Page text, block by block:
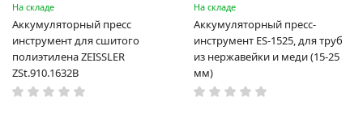
На складе
Аккумуляторный пресс
инструмент для сшитого
полиэтилена ZEISSLER
ZSt.910.1632B
На складе
Аккумуляторный пресс-
инструмент ES-1525, для труб
из нержавейки и меди (15-25
мм)